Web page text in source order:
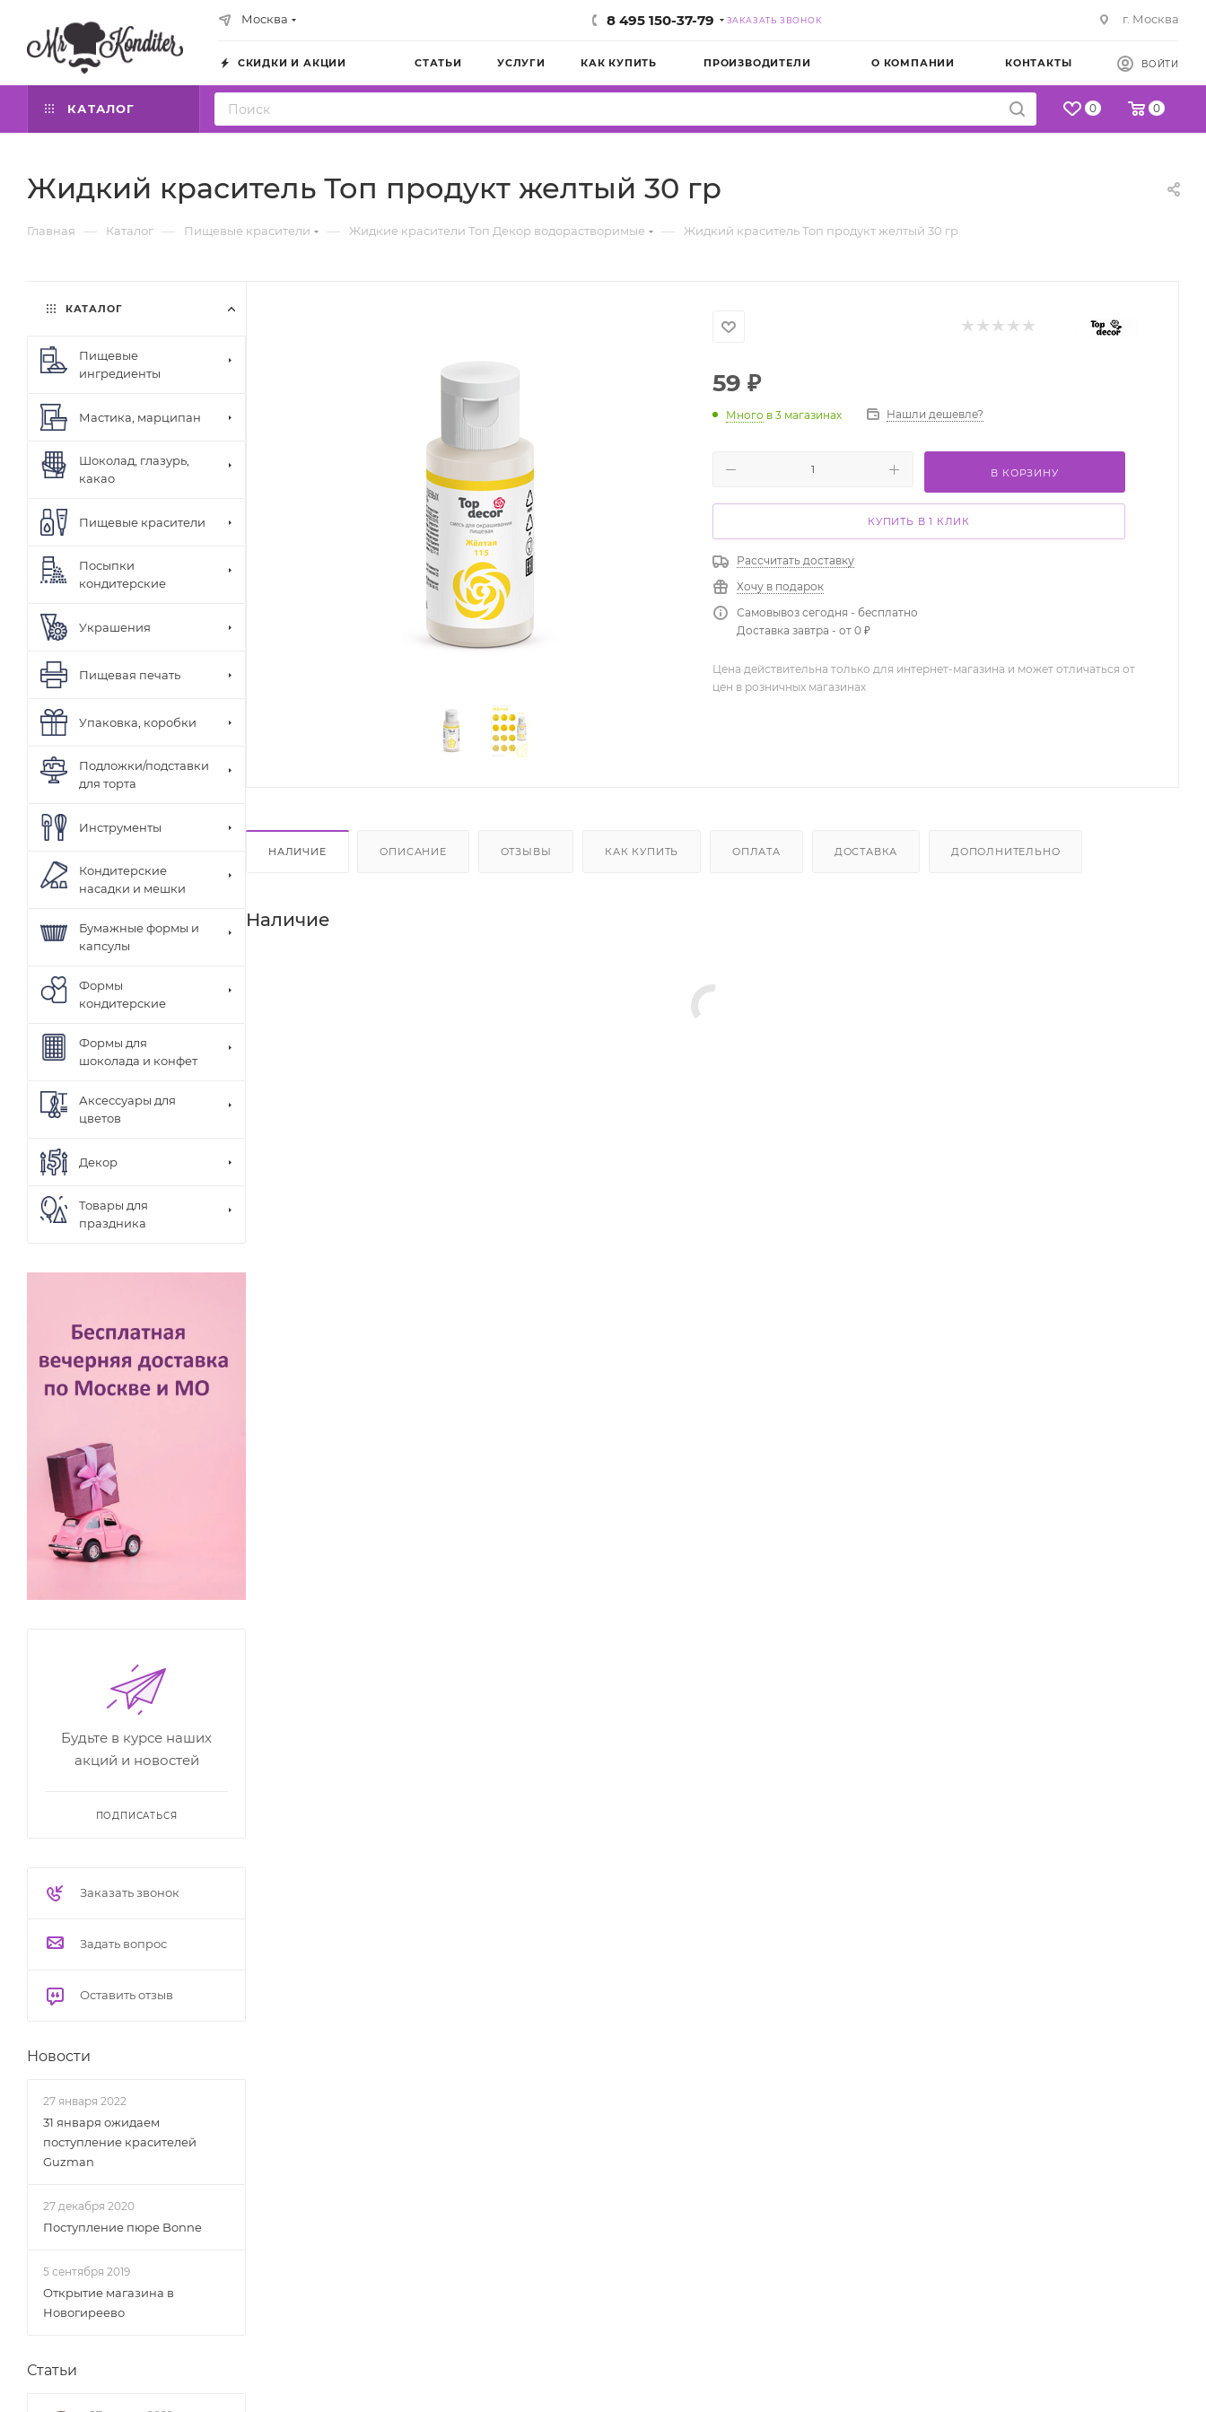
Москва 8 495 150-37-79 ЗАКАЗАТЬ ЗВОНОК г. Москва
СКИДКИ И АКЦИИ СТАТЬИ УСЛУГИ КАК КУПИТЬ ПРОИЗВОДИТЕЛИ О КОМПАНИИ КОНТАКТЫ ВОЙТИ
КАТАЛОГ 0 0
Жидкий краситель Топ продукт желтый 30 гр
Главная — Каталог — Пищевые красители — Жидкие красители Топ Декор водорастворимые — Жидкий краситель Топ продукт желтый 30 гр
59 ₽
Много в 3 магазинах Нашли дешевле?
В КОРЗИНУ
КУПИТЬ В 1 КЛИК
Рассчитать доставку
Хочу в подарок
Самовывоз сегодня - бесплатно
Доставка завтра - от 0 ₽
Цена действительна только для интернет-магазина и может отличаться от
цен в розничных магазинах
НАЛИЧИЕ ОПИСАНИЕ ОТЗЫВЫ КАК КУПИТЬ ОПЛАТА ДОСТАВКА ДОПОЛНИТЕЛЬНО
Наличие
КАТАЛОГ
Пищевые
ингредиенты
Мастика, марципан
Шоколад, глазурь,
какао
Пищевые красители
Посыпки
кондитерские
Украшения
Пищевая печать
Упаковка, коробки
Подложки/подставки
для торта
Инструменты
Кондитерские
насадки и мешки
Бумажные формы и
капсулы
Формы
кондитерские
Формы для
шоколада и конфет
Аксессуары для
цветов
Декор
Товары для
праздника
Будьте в курсе наших
акций и новостей
ПОДПИСАТЬСЯ
Заказать звонок
Задать вопрос
Оставить отзыв
Новости
27 января 2022
31 января ожидаем
поступление красителей
Guzman
27 декабря 2020
Поступление пюре Bonne
5 сентября 2019
Открытие магазина в
Новогиреево
Статьи